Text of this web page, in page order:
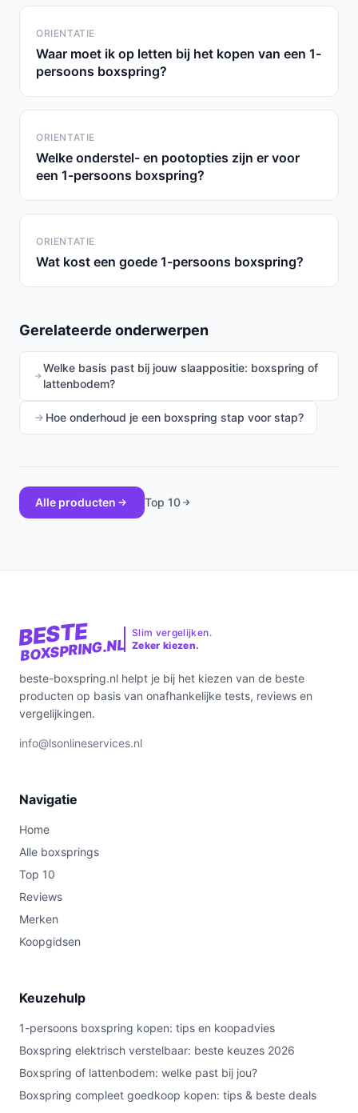
ORIENTATIE
Waar moet ik op letten bij het kopen van een 1-
persoons boxspring?
ORIENTATIE
Welke onderstel- en pootopties zijn er voor
een 1-persoons boxspring?
ORIENTATIE
Wat kost een goede 1-persoons boxspring?
Gerelateerde onderwerpen
Welke basis past bij jouw slaappositie: boxspring of
lattenbodem?
Hoe onderhoud je een boxspring stap voor stap?
Alle producten Top 10
BESTE
BOXSPRING.NL
Slim vergelijken.
Zeker kiezen.
beste-boxspring.nl helpt je bij het kiezen van de beste
producten op basis van onafhankelijke tests, reviews en
vergelijkingen.
info@lsonlineservices.nl
Navigatie
Home
Alle boxsprings
Top 10
Reviews
Merken
Koopgidsen
Keuzehulp
1-persoons boxspring kopen: tips en koopadvies
Boxspring elektrisch verstelbaar: beste keuzes 2026
Boxspring of lattenbodem: welke past bij jou?
Boxspring compleet goedkoop kopen: tips & beste deals